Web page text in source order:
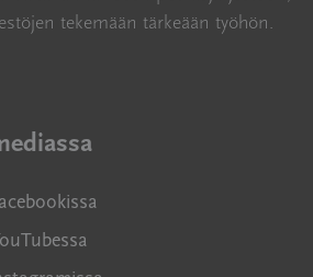
tekemään tärkeään työhön.